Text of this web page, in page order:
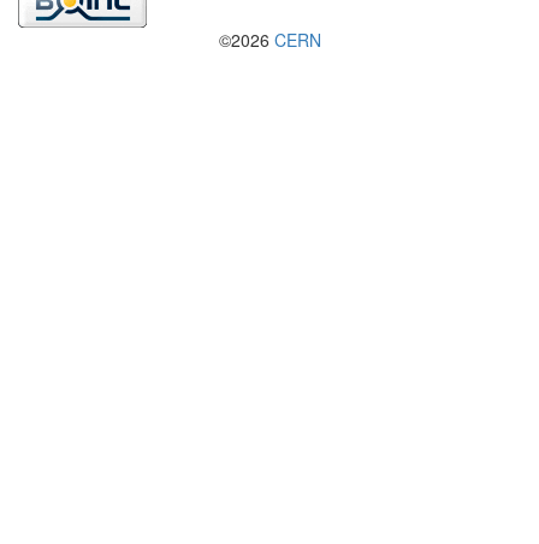
©2026 CERN